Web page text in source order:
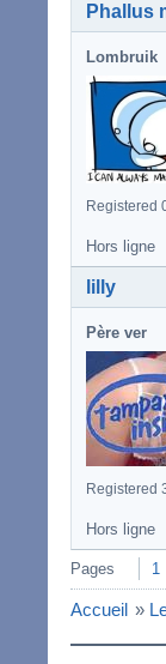
Phallus
Lombruik
Registered
Hors ligne
lilly
Père ver
Registered
Hors ligne
Pages 1
Accueil »